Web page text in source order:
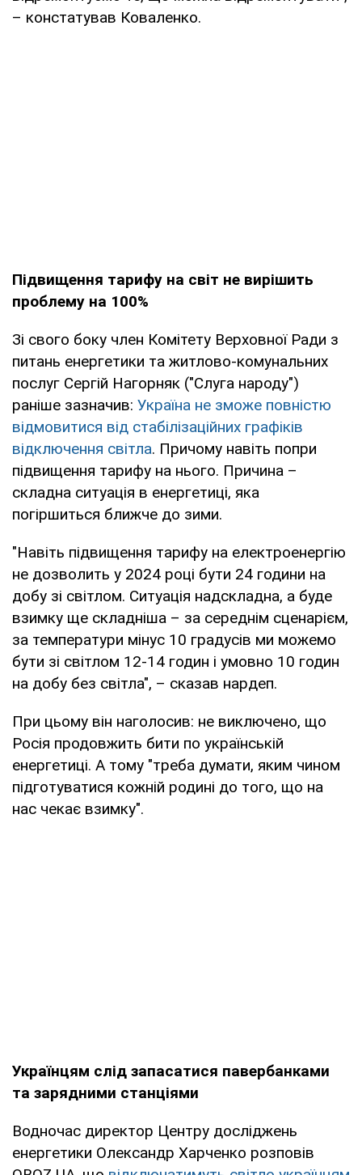
– констатував Коваленко.
Підвищення тарифу на світ не вирішить
проблему на 100%
Зі свого боку член Комітету Верховної Ради з
питань енергетики та житлово-комунальних
послуг Сергій Нагорняк ("Слуга народу")
раніше зазначив: Україна не зможе повністю
відмовитися від стабілізаційних графіків
відключення світла. Причому навіть попри
підвищення тарифу на нього. Причина –
складна ситуація в енергетиці, яка
погіршиться ближче до зими.
"Навіть підвищення тарифу на електроенергію
не дозволить у 2024 році бути 24 години на
добу зі світлом. Ситуація надскладна, а буде
взимку ще складніша – за середнім сценарієм,
за температури мінус 10 градусів ми можемо
бути зі світлом 12-14 годин і умовно 10 годин
на добу без світла", – сказав нардеп.
При цьому він наголосив: не виключено, що
Росія продовжить бити по українській
енергетиці. А тому "треба думати, яким чином
підготуватися кожній родині до того, що на
нас чекає взимку".
Українцям слід запасатися павербанками
та зарядними станціями
Водночас директор Центру досліджень
енергетики Олександр Харченко розповів